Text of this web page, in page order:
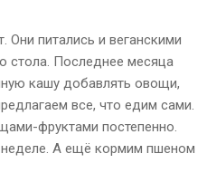
Они питались и веганскими
стола. Последнее месяца
кашу добавлять овощи,
все, что едим сами.
фруктами постепенно.
А ещё кормим пшеном